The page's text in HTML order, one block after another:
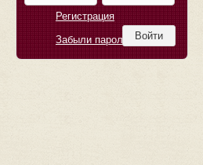
Регистрация
Забыли пароль?